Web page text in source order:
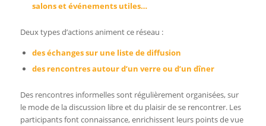
salons et événements utiles…
Deux types d’actions animent ce réseau :
des échanges sur une liste de diffusion
des rencontres autour d’un verre ou d’un dîner
Des rencontres informelles sont régulièrement organisées, sur
le mode de la discussion libre et du plaisir de se rencontrer. Les
participants font connaissance, enrichissent leurs points de vue